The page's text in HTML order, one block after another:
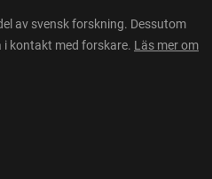
av svensk forskning. Dessutom
kontakt med forskare. Läs mer om